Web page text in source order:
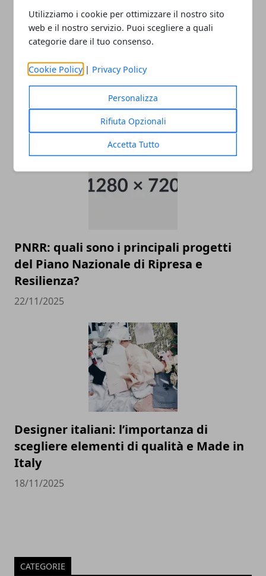
Utilizziamo i cookie per ottimizzare il nostro sito
web e il nostro servizio. Puoi scegliere a quali
categorie dare il tuo consenso.
Cookie Policy | Privacy Policy
Personalizza
Rifiuta Opzionali
Accetta Tutto
Come raggiungere l’aeroporto di
PNRR: quali sono i principali progetti
del Piano Nazionale di Ripresa e
Resilienza?
22/11/2025
Designer italiani: l’importanza di
scegliere elementi di qualità e Made in
Italy
18/11/2025
CATEGORIE